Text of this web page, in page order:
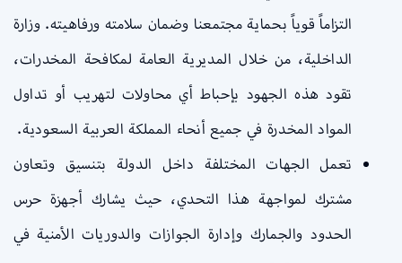
التزاماً قوياً بحماية مجتمعنا وضمان سلامته ورفاهيته. وزارة
الداخلية، من خلال المديرية العامة لمكافحة المخدرات،
تقود هذه الجهود بإحباط أي محاولات لتهريب أو تداول
المواد المخدرة في جميع أنحاء المملكة العربية السعودية.
تعمل الجهات المختلفة داخل الدولة بتنسيق وتعاون
مشترك لمواجهة هذا التحدي، حيث يشارك أجهزة حرس
الحدود والجمارك وإدارة الجوازات والدوريات الأمنية في